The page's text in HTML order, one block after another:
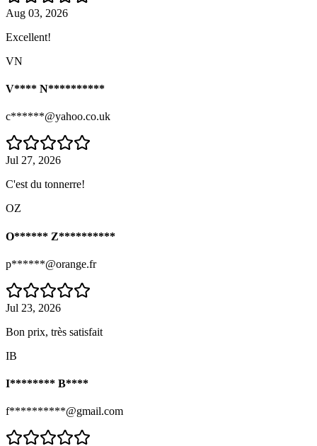
Aug 03, 2026
Excellent!
VN
V**** N**********
c******@yahoo.co.uk
Jul 27, 2026
C'est du tonnerre!
OZ
O****** Z**********
p******@orange.fr
Jul 23, 2026
Bon prix, très satisfait
IB
I******** B****
f**********@gmail.com